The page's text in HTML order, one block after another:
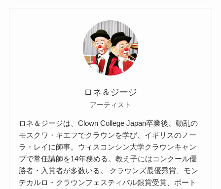
ロネ＆ジージ
アーティスト
ロネ＆ジージは、Clown College Japan卒業後、動乱の
モスクワ・キエフでクラウンを学び、イギリスのノー
ラ・レイに師事。ウィスコンシン大学クラウンキャン
プで常任講師を14年務める。教え子にはコンクール優
勝者・入賞者が多数いる。 クラウンズ最優秀賞、モン
テカルロ・クラウンフェスティバル銀賞受賞、ポート